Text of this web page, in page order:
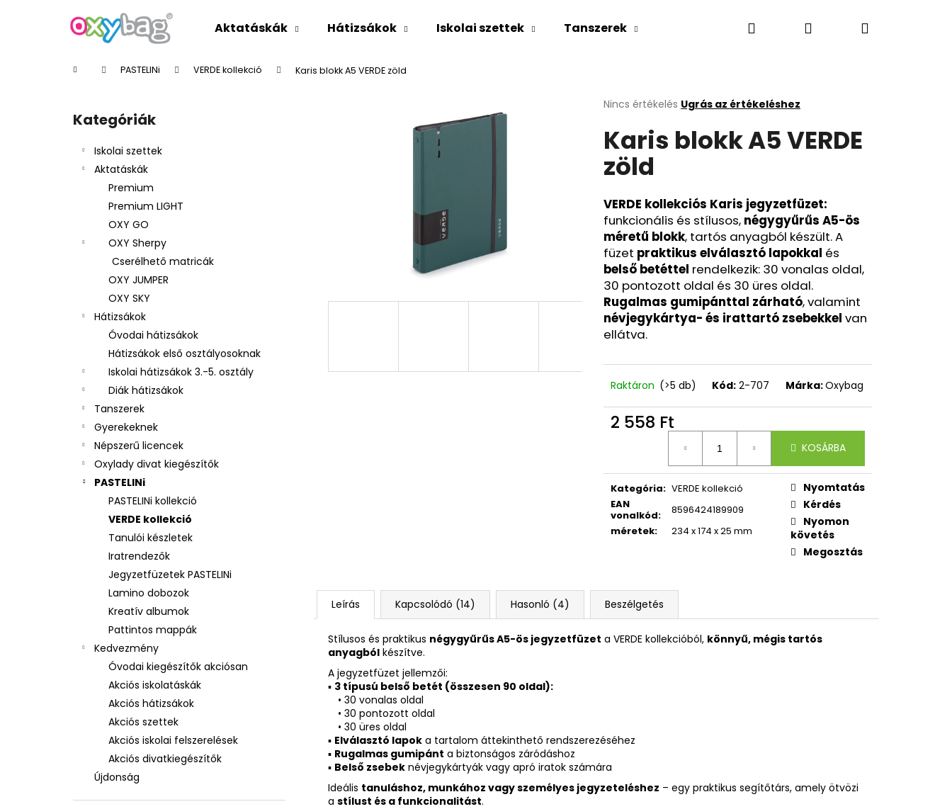
Aktatáskák Hátizsákok Iskolai szettek Tanszerek KeresésBejelentkezés
Kosár
KezdőlapPASTELINi VERDE kollekció Karis blokk A5 VERDE zöld
Kategóriák
átugrása
Kategóriák
Iskolai szettek
Aktatáskák
Premium
Premium LIGHT
OXY GO
OXY Sherpy
Cserélhető matricák
OXY JUMPER
OXY SKY
Hátizsákok
Óvodai hátizsákok
Hátizsákok első osztályosoknak
Iskolai hátizsákok 3.-5. osztály
Diák hátizsákok
Tanszerek
Gyerekeknek
Népszerű licencek
Oxylady divat kiegészítők
PASTELINi
PASTELINi kollekció
VERDE kollekció
Tanulói készletek
Iratrendezők
Jegyzetfüzetek PASTELINi
Lamino dobozok
Kreatív albumok
Pattintos mappák
Kedvezmény
Óvodai kiegészítők akciósan
Akciós iskolatáskák
Akciós hátizsákok
Akciós szettek
Akciós iskolai felszerelések
Akciós divatkiegészítők
Újdonság
A
átlagos
értékelése
ből
csillag.
Nincs értékelés Ugrás az értékeléshez
Karis blokk A5 VERDE
zöld
VERDE kollekciós Karis jegyzetfüzet:
funkcionális és stílusos, négygyűrűs A5-ös
méretű blokk, tartós anyagból készült. A
füzet praktikus elválasztó lapokkal és
belső betéttel rendelkezik: 30 vonalas oldal,
30 pontozott oldal és 30 üres oldal.
Rugalmas gumipánttal zárható, valamint
névjegykártya- és irattartó zsebekkel van
ellátva.
Raktáron (>5 db) Kód: 2-707 Márka:Oxybag
2 558 Ft
KOSÁRBA
Kategória: VERDE kollekció
EAN
vonalkód:
8596424189909
méretek: 234 x 174 x 25 mm
Nyomtatás
Kérdés
Nyomon
követés
Megosztás
Leírás Kapcsolódó (14) Hasonló (4) Beszélgetés
Stílusos és praktikus négygyűrűs A5-ös jegyzetfüzet a VERDE kollekcióból, könnyű, mégis tartós
anyagból készítve.
A jegyzetfüzet jellemzői:
▪️ 3 típusú belső betét (összesen 90 oldal):
• 30 vonalas oldal
• 30 pontozott oldal
• 30 üres oldal
▪️ Elválasztó lapok a tartalom áttekinthető rendszerezéséhez
▪️ Rugalmas gumipánt a biztonságos záródáshoz
▪️ Belső zsebek névjegykártyák vagy apró iratok számára
Ideális tanuláshoz, munkához vagy személyes jegyzeteléshez – egy praktikus segítőtárs, amely ötvözi
a stílust és a funkcionalitást.
Vissza
Vissza
Mit keres?
Következő
3 RÉSZES SZETT OXY NEXT BUNNY
26 490 Ft
DIÁK HÁTIZSÁK OXY ZERO GREY